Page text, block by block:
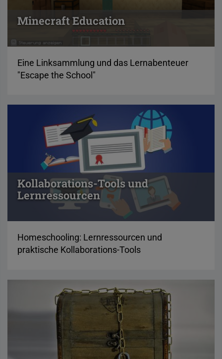
Minecraft Education
Eine Linksammlung und das Lernabenteuer
"Escape the School"
Kollaborations-Tools und
Lernressourcen
Homeschooling: Lernressourcen und
praktische Kollaborations-Tools